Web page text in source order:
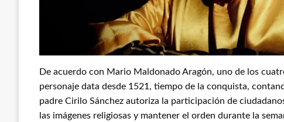
De acuerdo con Mario Maldonado Aragón, uno de los
personaje data desde 1521, tiempo de la conquista,
padre Cirilo Sánchez autoriza la participación de
las imágenes religiosas y mantener el orden durante la